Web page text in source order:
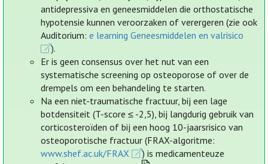
antidepressiva en geneesmiddelen die orthostatische
hypotensie kunnen veroorzaken of verergeren (zie ook
Auditorium:e learning Geneesmiddelen en valrisico
).
Er is geen consensus over het nut van een
systematische screening op osteoporose of over de
drempels om een behandeling te starten.
Na een niet-traumatische fractuur, bij een lage
botdensiteit (T-score ≤ -2,5), bij langdurig gebruik van
corticosteroïden of bij een hoog 10-jaarsrisico van
osteoporotische fractuur (FRAX-algoritme:
www.shef.ac.uk/FRAX
) is medicamenteuze